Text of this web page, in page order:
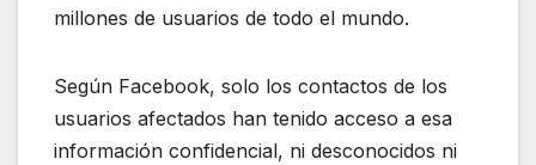
millones de usuarios de todo el mundo.
Según Facebook, solo los contactos de los
usuarios afectados han tenido acceso a esa
información confidencial, ni desconocidos ni